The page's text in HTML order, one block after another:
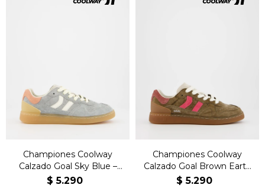
Championes Coolway
Calzado Goal Sky Blue –
Edición Exclusiva
$ 5.290
Championes Coolway
Calzado Goal Brown Earth
– Edición Exclusiva
$ 5.290